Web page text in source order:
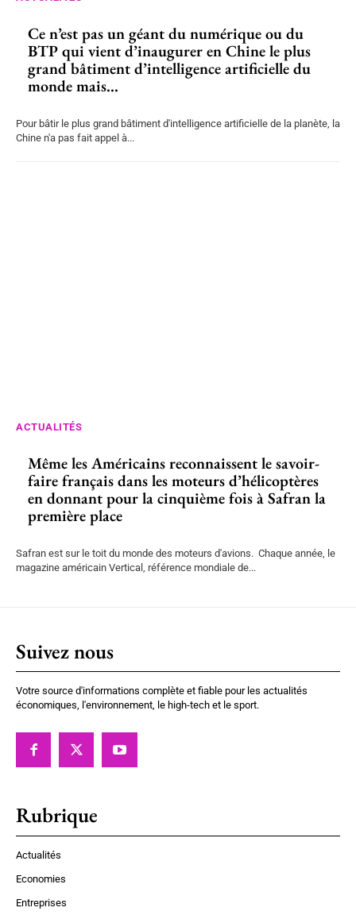
Ce n’est pas un géant du numérique ou du
BTP qui vient d’inaugurer en Chine le plus
grand bâtiment d’intelligence artificielle du
monde mais...
Pour bâtir le plus grand bâtiment d'intelligence artificielle de la planète, la
Chine n'a pas fait appel à...
ACTUALITÉS
Même les Américains reconnaissent le savoir-
faire français dans les moteurs d’hélicoptères
en donnant pour la cinquième fois à Safran la
première place
Safran est sur le toit du monde des moteurs d'avions. Chaque année, le
magazine américain Vertical, référence mondiale de...
Suivez nous
Votre source d'informations complète et fiable pour les actualités
économiques, l'environnement, le high-tech et le sport.
Rubrique
Actualités
Economies
Entreprises